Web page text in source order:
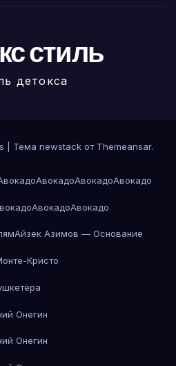
стиль
детокса
Тема newstack от Themeansar.
АвокадоАвокадоАвокадо
АвокадоАвокадо
Айзек Азимов — Основание
Кристо
Онегин
Онегин